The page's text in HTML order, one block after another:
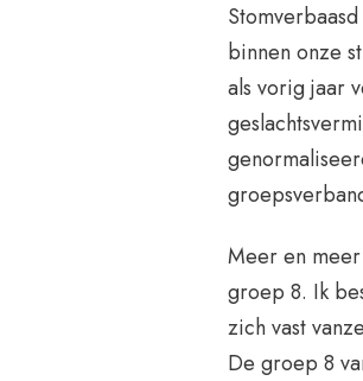
binnen onze
als vorig jaar
Meer en
groep 8. Ik
zich vast
De groep 8